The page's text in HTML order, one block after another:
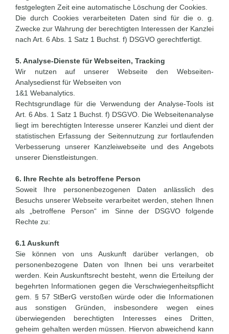
festgelegten Zeit eine automatische Löschung der Cookies.
Die durch Cookies verarbeiteten Daten sind für die o. g.
Zwecke zur Wahrung der berechtigten Interessen der Kanzlei
nach Art. 6 Abs. 1 Satz 1 Buchst. f) DSGVO gerechtfertigt.
5. Analyse-Dienste für Webseiten, Tracking
Wir nutzen auf unserer Webseite den Webseiten-
Analysedienst für Webseiten von
1&1 Webanalytics.
Rechtsgrundlage für die Verwendung der Analyse-Tools ist
Art. 6 Abs. 1 Satz 1 Buchst. f) DSGVO. Die Webseitenanalyse
liegt im berechtigten Interesse unserer Kanzlei und dient der
statistischen Erfassung der Seitennutzung zur fortlaufenden
Verbesserung unserer Kanzleiwebseite und des Angebots
unserer Dienstleistungen.
6. Ihre Rechte als betroffene Person
Soweit Ihre personenbezogenen Daten anlässlich des
Besuchs unserer Webseite verarbeitet werden, stehen Ihnen
als „betroffene Person“ im Sinne der DSGVO folgende
Rechte zu:
6.1 Auskunft
Sie können von uns Auskunft darüber verlangen, ob
personenbezogene Daten von Ihnen bei uns verarbeitet
werden. Kein Auskunftsrecht besteht, wenn die Erteilung der
begehrten Informationen gegen die Verschwiegenheitspflicht
gem. § 57 StBerG verstoßen würde oder die Informationen
aus sonstigen Gründen, insbesondere wegen eines
überwiegenden berechtigten Interesses eines Dritten,
geheim gehalten werden müssen. Hiervon abweichend kann